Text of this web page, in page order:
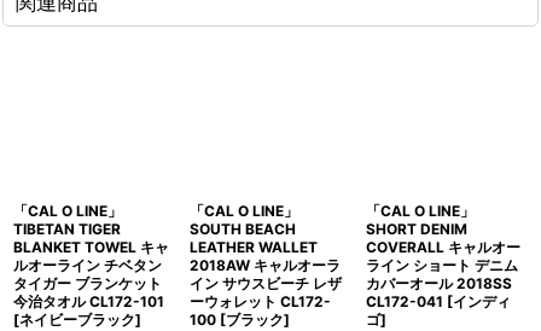
「CAL O LINE」
TIBETAN TIGER
BLANKET TOWEL キャ
ルオーライン チベタン
タイガー ブランケット
今治タオル CL172-101
[ネイビーブラック]
「CAL O LINE」
SOUTH BEACH
LEATHER WALLET
2018AW キャルオーラ
イン サウスビーチ レザ
ーウォレット CL172-
100 [ブラック]
「CAL O LINE」
SHORT DENIM
COVERALL キャルオー
ライン ショート デニム
カバーオール 2018SS
CL172-041 [インディ
ゴ]